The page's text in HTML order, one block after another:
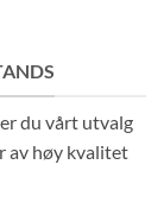
du vårt utvalg
av høy kvalitet